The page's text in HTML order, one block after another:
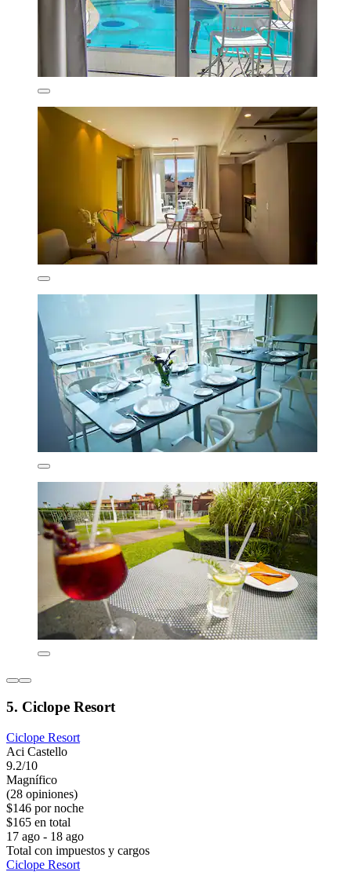
5. Ciclope Resort
Ciclope Resort
Aci Castello
9.2/10
Magnífico
(28 opiniones)
$146 por noche
$165 en total
17 ago - 18 ago
Total con impuestos y cargos
Ciclope Resort